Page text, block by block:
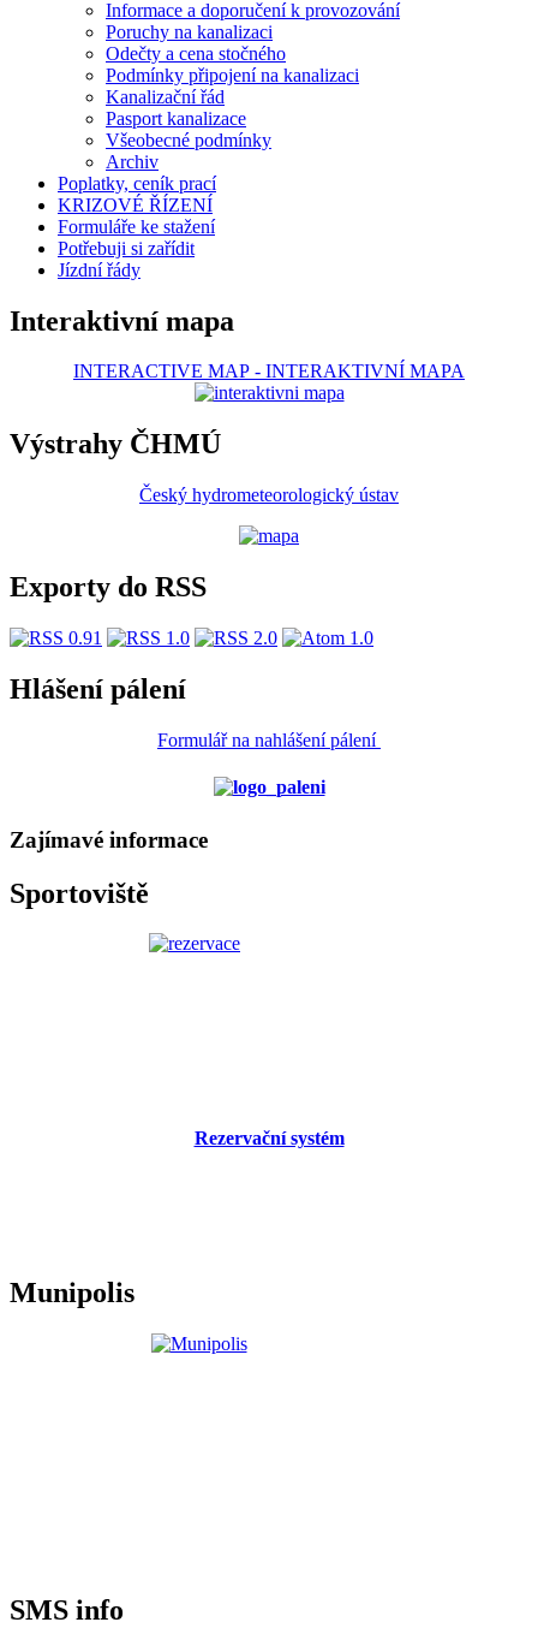
Informace a doporučení k provozování
Poruchy na kanalizaci
Odečty a cena stočného
Podmínky připojení na kanalizaci
Kanalizační řád
Pasport kanalizace
Všeobecné podmínky
Archiv
Poplatky, ceník prací
KRIZOVÉ ŘÍZENÍ
Formuláře ke stažení
Potřebuji si zařídit
Jízdní řády
Interaktivní mapa
INTERACTIVE MAP - INTERAKTIVNÍ MAPA
Výstrahy ČHMÚ
Český hydrometeorologický ústav
Exporty do RSS
Hlášení pálení
Formulář na nahlášení pálení
Zajímavé informace
Sportoviště
Rezervační systém
Munipolis
SMS info